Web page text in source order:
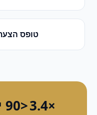
טופס
×3.4 <90 יום